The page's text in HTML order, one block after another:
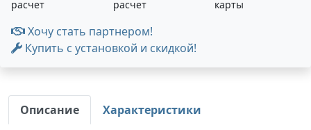
расчет
расчет
карты
Хочу стать партнером!
Купить с установкой и скидкой!
Описание
Характеристики